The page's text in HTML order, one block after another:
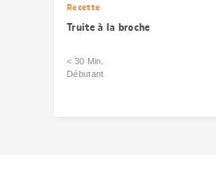
Recette
Truite à la broche
< 30 Min.
Débutant